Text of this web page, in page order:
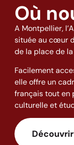
Où
A Montpellier,
située au cœur
de la place de
Facilement
elle offre un
français tout en
culturelle et